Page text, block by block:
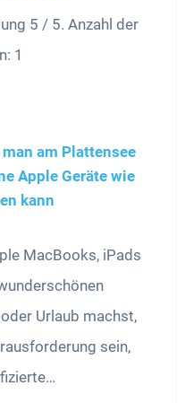
5 / 5. Anzahl der
1
man am Plattensee
Apple Geräte wie
kann
MacBooks, iPads
Urlaub machst,
sein,